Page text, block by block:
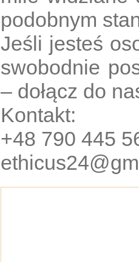
podobnym
Jeśli jesteś
swobodnie
– dołącz do
Kontakt:
+48 790 445